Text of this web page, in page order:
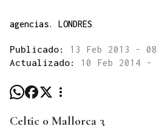
agencias. LONDRES
Publicado: 13 Feb 2013 -
Actualizado: 10 Feb 2014 -
Celtic 0 Mallorca 3